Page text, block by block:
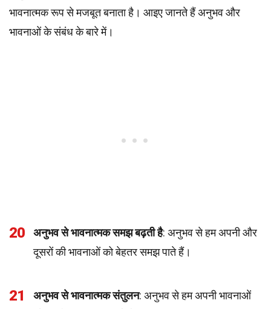
भावनात्मक रूप से मजबूत बनाता है। आइए जानते हैं अनुभव और
भावनाओं के संबंध के बारे में।
20 अनुभव से भावनात्मक समझ बढ़ती है: अनुभव से हम अपनी और
दूसरों की भावनाओं को बेहतर समझ पाते हैं।
21 अनुभव से भावनात्मक संतुलन: अनुभव से हम अपनी भावनाओं